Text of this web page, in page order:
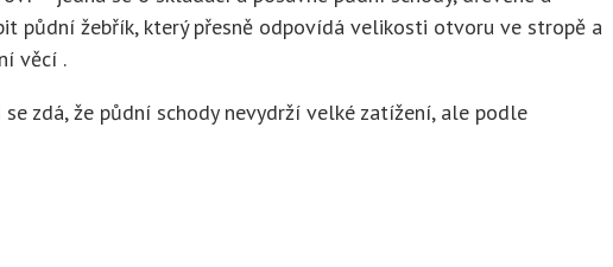
půdní žebřík, který přesně odpovídá velikosti otvoru ve stropě a
věcí .
zdá, že půdní schody nevydrží velké zatížení, ale podle